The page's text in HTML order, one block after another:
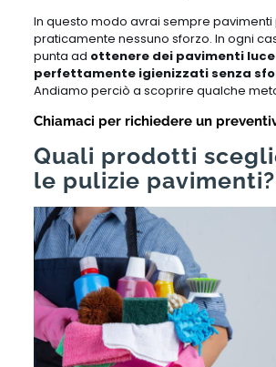
In questo modo avrai sempre pavimenti
praticamente nessuno sforzo. In ogni
punta ad ottenere dei pavimenti
perfettamente igienizzati senza
Andiamo perciò a scoprire qualche
Chiamaci per richiedere un
Quali prodotti
le pulizie pavimenti?